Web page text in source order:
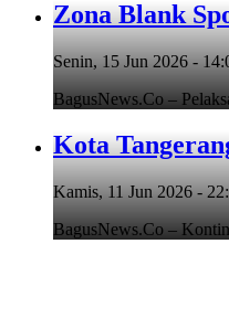
Zona Blank
Senin, 15 Jun 2026 -
BagusNews.Co –
Kota
Kamis, 11 Jun 2026 -
BagusNews.Co –